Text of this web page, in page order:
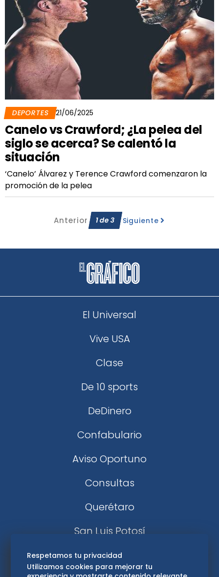
DEPORTES 21/06/2025
Canelo vs Crawford; ¿La pelea del
siglo se acerca? Se calentó la
situación
‘Canelo’ Álvarez y Terence Crawford comenzaron la
promoción de la pelea
Anterior 1de3 Siguiente
El Universal
Vive USA
Clase
De 10 sports
DeDinero
Confabulario
Aviso Oportuno
Consultas
Querétaro
San Luis Potosí
Edomex
Respetamos tu privacidad
Utilizamos cookies para mejorar tu